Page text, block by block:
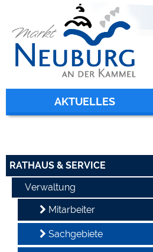
zur Navigation oder
AKTUELLES
RATHAUS & SERVICE
Verwaltung
Mitarbeiter
Sachgebiete